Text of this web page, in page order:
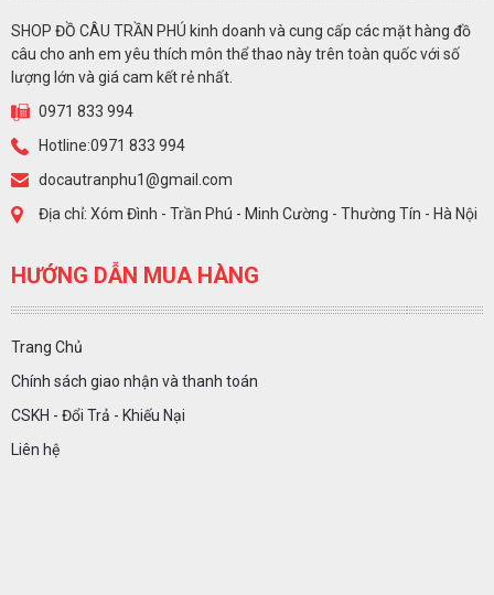
SHOP ĐỒ CÂU TRẦN PHÚ kinh doanh và cung cấp các mặt hàng đồ
câu cho anh em yêu thích môn thể thao này trên toàn quốc với số
lượng lớn và giá cam kết rẻ nhất.
0971 833 994
Hotline:0971 833 994
docautranphu1@gmail.com
Địa chỉ: Xóm Đình - Trần Phú - Minh Cường - Thường Tín - Hà Nội
HƯỚNG DẪN MUA HÀNG
Trang Chủ
Chính sách giao nhận và thanh toán
CSKH - Đổi Trả - Khiếu Nại
Liên hệ